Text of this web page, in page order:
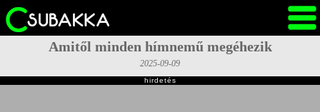
Amitől minden hímnemű megéhezik
2025-09-09
hirdetés